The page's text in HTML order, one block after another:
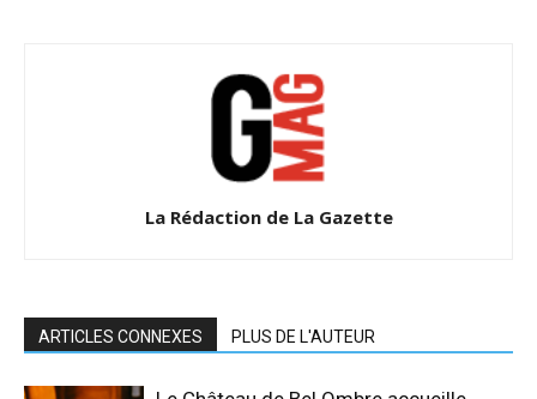
La Rédaction de La Gazette
ARTICLES CONNEXES PLUS DE L'AUTEUR